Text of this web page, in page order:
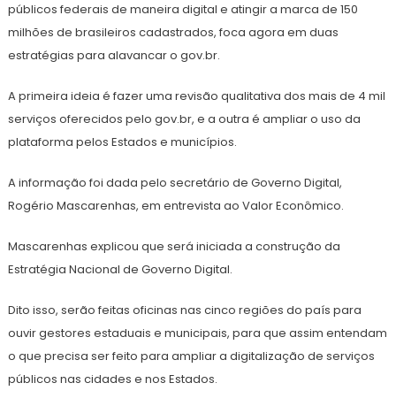
de
públicos federais de maneira digital e atingir a marca de 150
milhões de brasileiros cadastrados, foca agora em duas
estratégias para alavancar o gov.br.
A primeira ideia é fazer uma revisão qualitativa dos mais de 4 mil
serviços oferecidos pelo gov.br, e a outra é ampliar o uso da
plataforma pelos Estados e municípios.
A informação foi dada pelo secretário de Governo Digital,
Rogério Mascarenhas, em entrevista ao Valor Econômico.
Mascarenhas explicou que será iniciada a construção da
Estratégia Nacional de Governo Digital.
Dito isso, serão feitas oficinas nas cinco regiões do país para
ouvir gestores estaduais e municipais, para que assim entendam
o que precisa ser feito para ampliar a digitalização de serviços
públicos nas cidades e nos Estados.